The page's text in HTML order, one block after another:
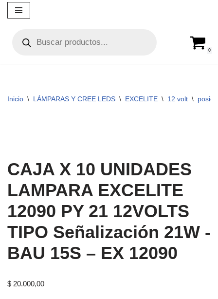
contenido
0
Inicio \ LÁMPARAS Y CREE LEDS \ EXCELITE \ 12 volt \
CAJA X 10 UNIDADES
LAMPARA EXCELITE
12090 PY 21 12VOLTS
TIPO Señalización 21W -
BAU 15S – EX 12090
$ 20.000,00